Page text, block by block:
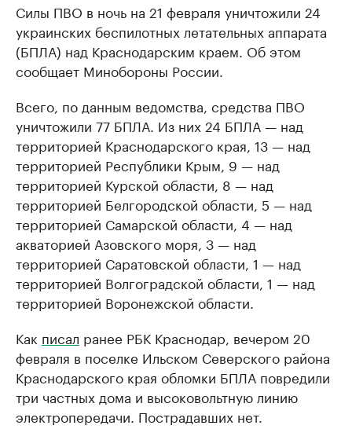
Силы ПВО в ночь на 21 февраля уничтожили 24
украинских беспилотных летательных аппарата
(БПЛА) над Краснодарским краем. Об этом
сообщает Минобороны России.
Всего, по данным ведомства, средства ПВО
уничтожили 77 БПЛА. Из них 24 БПЛА — над
территорией Краснодарского края, 13 — над
территорией Республики Крым, 9 — над
территорией Курской области, 8 — над
территорией Белгородской области, 5 — над
территорией Самарской области, 4 — над
акваторией Азовского моря, 3 — над
территорией Саратовской области, 1 — над
территорией Волгоградской области, 1 — над
территорией Воронежской области.
Как писал ранее РБК Краснодар, вечером 20
февраля в поселке Ильском Северского района
Краснодарского края обломки БПЛА повредили
три частных дома и высоковольтную линию
электропередачи. Пострадавших нет.